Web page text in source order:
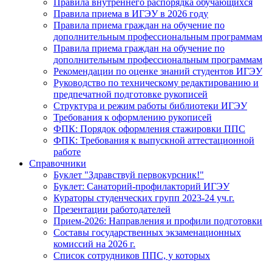
Правила внутреннего распорядка обучающихся
Правила приема в ИГЭУ в 2026 году
Правила приема граждан на обучение по
дополнительным профессиональным программам
Правила приема граждан на обучение по
дополнительным профессиональным программам
Рекомендации по оценке знаний студентов ИГЭУ
Руководство по техническому редактированию и
предпечатной подготовке рукописей
Структура и режим работы библиотеки ИГЭУ
Требования к оформлению рукописей
ФПК: Порядок оформления стажировки ППС
ФПК: Требования к выпускной аттестационной
работе
Справочники
Буклет "Здравствуй первокурсник!"
Буклет: Санаторий-профилакторий ИГЭУ
Кураторы студенческих групп 2023-24 уч.г.
Презентации работодателей
Прием-2026: Направления и профили подготовки
Составы государственных экзаменационных
комиссий на 2026 г.
Список сотрудников ППС, у которых